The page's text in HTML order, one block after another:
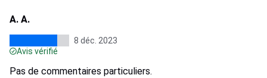
A. A.
8 déc. 2023
Avis vérifié
Pas de commentaires particuliers.